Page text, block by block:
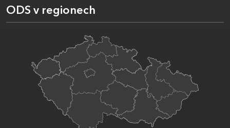
ODS v regionech